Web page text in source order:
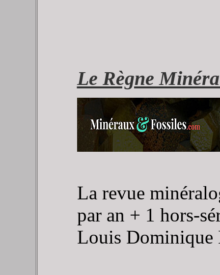
Le Règne
La revue
par an + 1 hors-
Louis Dominique